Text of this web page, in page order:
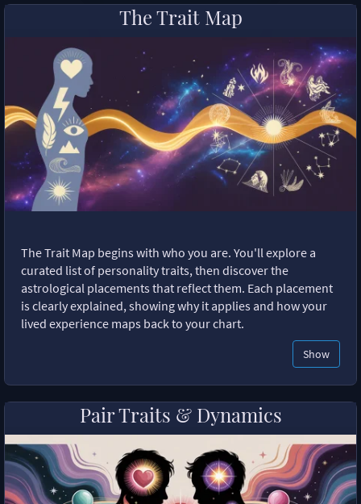
The Trait Map
The Trait Map begins with who you are. You'll explore a
curated list of personality traits, then discover the
astrological placements that reflect them. Each placement
is clearly explained, showing why it applies and how your
lived experience maps back to your chart.
Show
Pair Traits & Dynamics